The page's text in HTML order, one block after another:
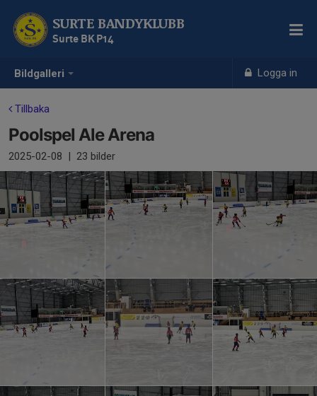
Bildgalleri Logga in
SURTE BANDYKLUBB
Surte BK P14
Tillbaka
Poolspel Ale Arena
2025-02-08 | 23 bilder